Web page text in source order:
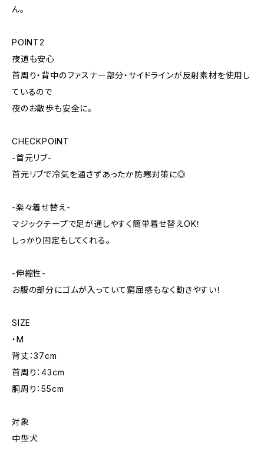
ん。
POINT2
夜道も安心
首周り・背中のファスナー部分・サイドラインが反射素材を使用し
ているので
夜のお散歩も安全に。
CHECKPOINT
-首元リブ-
首元リブで冷気を通さずあったか防寒対策に◎
-楽々着せ替え-
マジックテープで足が通しやすく簡単着せ替えOK！
しっかり固定もしてくれる。
-伸縮性-
お腹の部分にゴムが入っていて窮屈感もなく動きやすい！
SIZE
・M
背丈：37cm
首周り：43cm
胴周り：55cm
対象
中型犬